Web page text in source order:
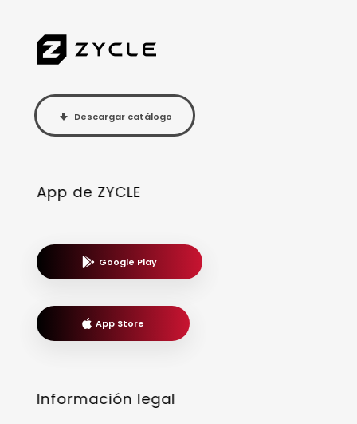
Descargar catálogo
App de ZYCLE
Google Play
App Store
Información legal